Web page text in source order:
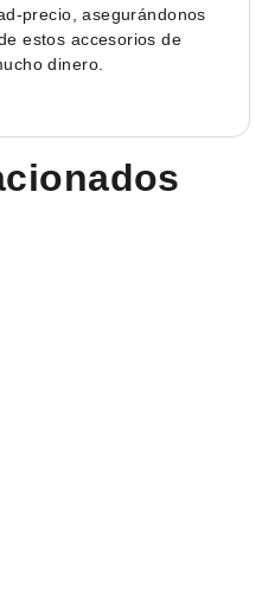
precio, asegurándonos
estos accesorios de
dinero.